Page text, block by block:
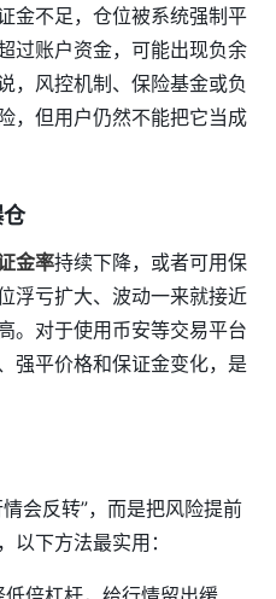
金不足，仓位被系统强制平
过账户资金，可能出现负余
，风控机制、保险基金或负
，但用户仍然不能把它当成
金率持续下降，或者可用保
浮亏扩大、波动一来就接近
。对于使用币安等交易平台
强平价格和保证金变化，是
会反转”，而是把风险提前
以下方法最实用：